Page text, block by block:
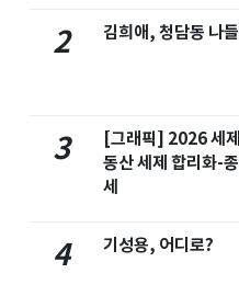
2 김희애, 청담동 나들
3
[그래픽] 2026 세
동산 세제 합리화-
세
4 기성용, 어디로?